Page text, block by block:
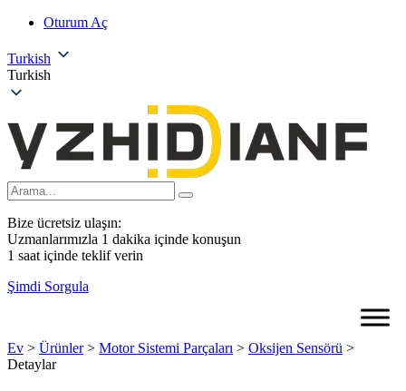
Oturum Aç
Turkish
Turkish
Bize ücretsiz ulaşın:
Uzmanlarımızla 1 dakika içinde konuşun
1 saat içinde teklif verin
Şimdi Sorgula
Ev > Ürünler> Motor Sistemi Parçaları > Oksijen Sensörü >
Detaylar